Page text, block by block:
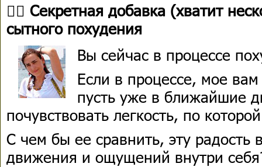
👍🏻 Секретная добавка (хватит
сытного похудения
Вы сейчас в процессе
Если в процессе, мое
пусть уже в ближайшие
почувствовать легкость, по
С чем бы ее сравнить, эту радость
движения и ощущений внутри